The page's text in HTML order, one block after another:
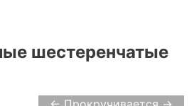
шестеренчатые